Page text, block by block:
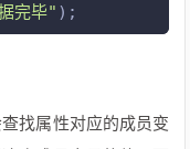
完毕" );
找属性对应的成员变